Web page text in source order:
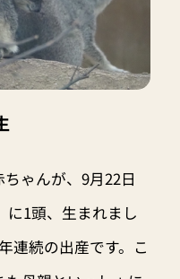
ゃんが、9月22日
に1頭、生まれまし
連続の出産です。こ